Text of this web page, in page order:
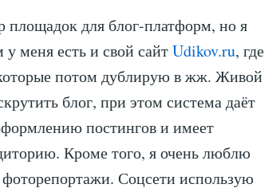
для блог-платформ, но я
меня есть и свой сайтUdikov.ru, где
потом дублирую в жж. Живой
блог, при этом система даёт
постингов и имеет
Кроме того, я очень люблю
Соцсети использую